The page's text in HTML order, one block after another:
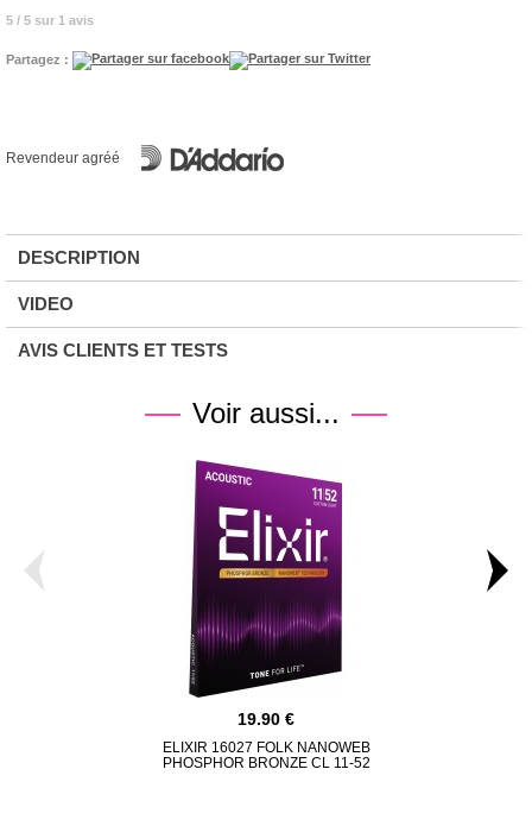
5 / 5 sur 1 avis
Partagez :
Revendeur agréé
DESCRIPTION
VIDEO
AVIS CLIENTS ET TESTS
Voir aussi...
19.90
ELIXIR 16027 FOLK NANOWEB
PHOSPHOR BRONZE CL 11-52